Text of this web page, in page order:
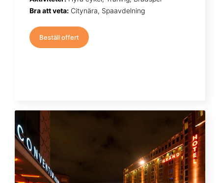
Bra att veta: Citynära, Spaavdelning
Beställ offert